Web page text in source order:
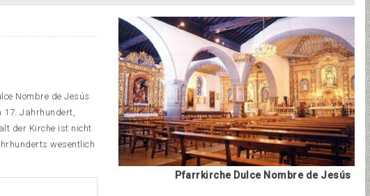
Nombre de Jesús
17. Jahrhundert,
der Kirche ist nicht
wesentlich
Pfarrkirche Dulce Nombre de Jesús